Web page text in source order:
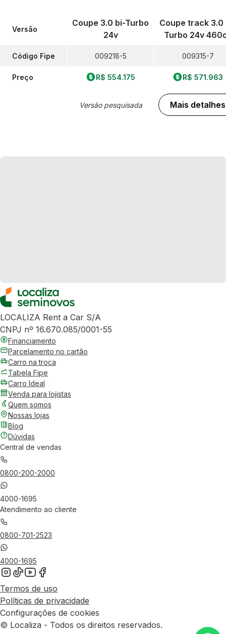
Versão
Código Fipe
Preço
Coupe 3.0 bi-Turbo
24v
009218-5
R$ 554.175
Versão pesquisada
Coupe track 3.0
Turbo 24v
009315-7
R$ 571.963
Mais detalhes
LOCALIZA Rent a Car S/A
CNPJ nº 16.670.085/0001-55
Financiamento
Parcelamento no cartão
Carro na troca
Tabela Fipe
Carro Ideal
Venda para lojistas
Quem somos
Nossas lojas
Blog
Dúvidas
Central de vendas
0800-200-2000
4000-1695
Atendimento ao cliente
0800-701-2523
4000-1695
Termos de uso
Políticas de privacidade
Configurações de cookies
© Localiza - Todos os direitos reservados.